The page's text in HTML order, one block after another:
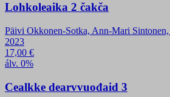
Lohkoleaika 2 čakča
Päivi Okkonen-Sotka, Ann-Mari
2023
17,00 €
álv. 0%
Cealkke dearvvuođaid 3